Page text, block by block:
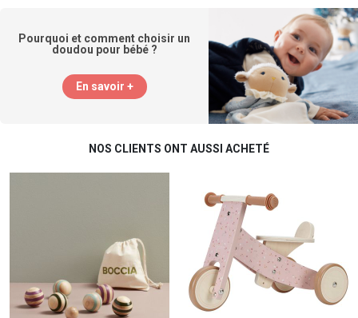
Pourquoi et comment choisir un
doudou pour bébé ?
En savoir +
NOS CLIENTS ONT AUSSI ACHETÉ